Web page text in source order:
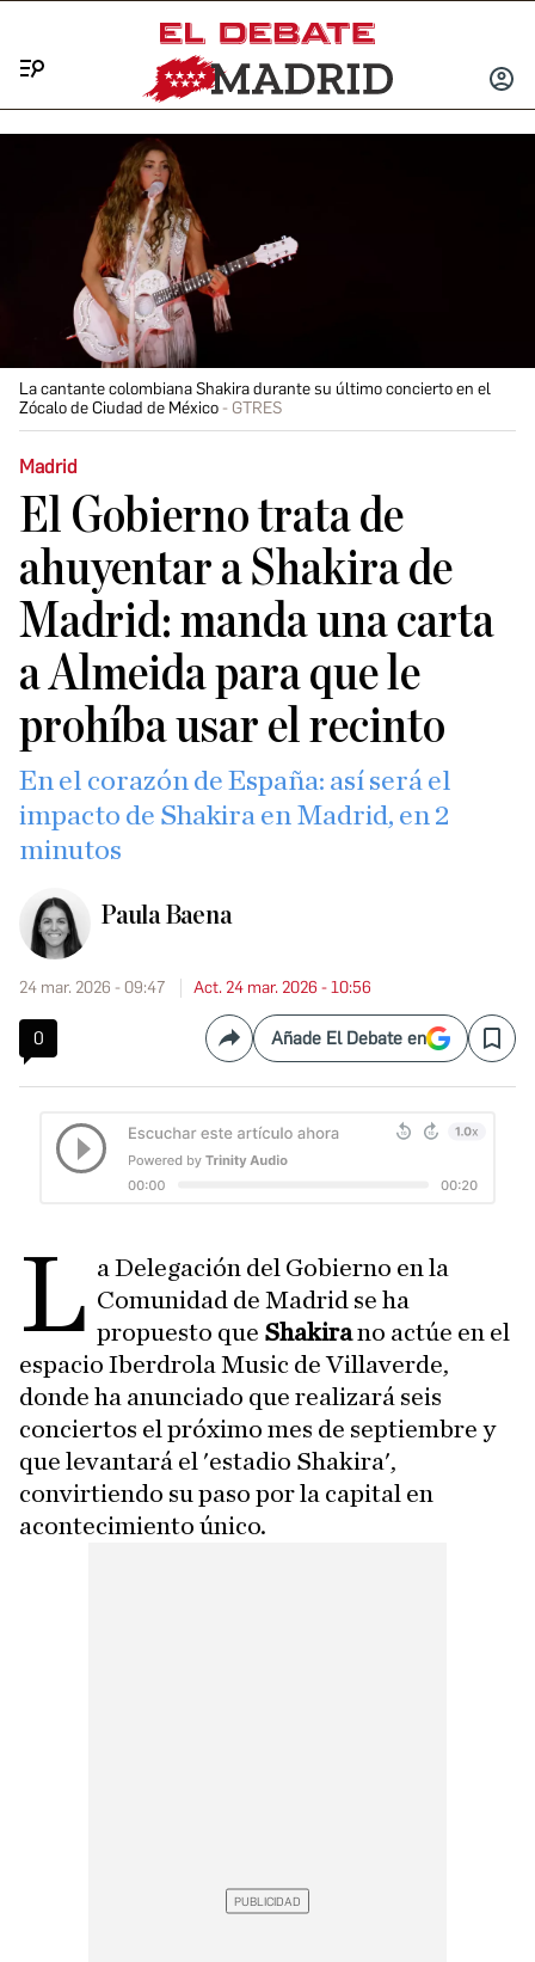
INICIAR
La cantante colombiana Shakira durante su último concierto en el
Zócalo de Ciudad de México
GTRES
Madrid
El Gobierno trata de
ahuyentar a Shakira de
Madrid: manda una carta
a Almeida para que le
prohíba usar el recinto
En el corazón de España: así será el
impacto de Shakira en Madrid, en 2
minutos
Paula Baena
24 mar. 2026 - 09:47 Act. 24 mar. 2026 - 10:56
0 CompartirAñade El Debate en Save
L a Delegación del Gobierno en la
Comunidad de Madrid se ha
propuesto que Shakirano actúe en el
espacio Iberdrola Music de Villaverde,
donde ha anunciado que realizará seis
conciertos el próximo mes de septiembre y
que levantará el 'estadio Shakira',
convirtiendo su paso por la capital en
acontecimiento único.